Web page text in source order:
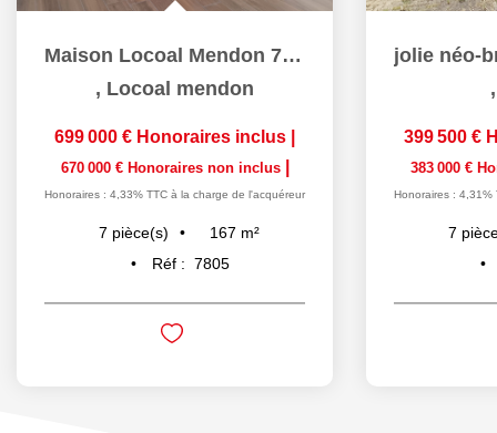
Maison Locoal Mendon 7 pièce(s) 167 m2
, Locoal mendon
699 000 € Honoraires inclus
670 000 € Honoraires non inclus
Honoraires : 4,33% TTC à la charge de l'acquéreur
7 pièce(s) 167 m²
Réf : 7805
399 500 €
383 000 €
Honoraires : 4,31%
7